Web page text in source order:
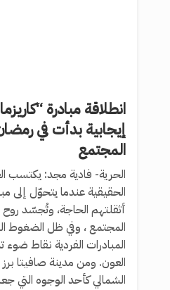
انطلاقة مبادرة
إيجابية بدأت في
المجتمع
‏‏الحرية- فادية مجد: ‏يكتسب
الحقيقية عندما يتحوّل إلى
أثقلتهم الحاجة، وتُجسّد روح
المجتمع ، وفي ظل الضغوط
المبادرات الفردية نقاط
العون. ‏ومن مدينة صافيتا
الشمالي كأحد الوجوه